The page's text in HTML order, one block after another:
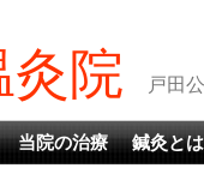
院 戸田
当院の治療 鍼灸とは